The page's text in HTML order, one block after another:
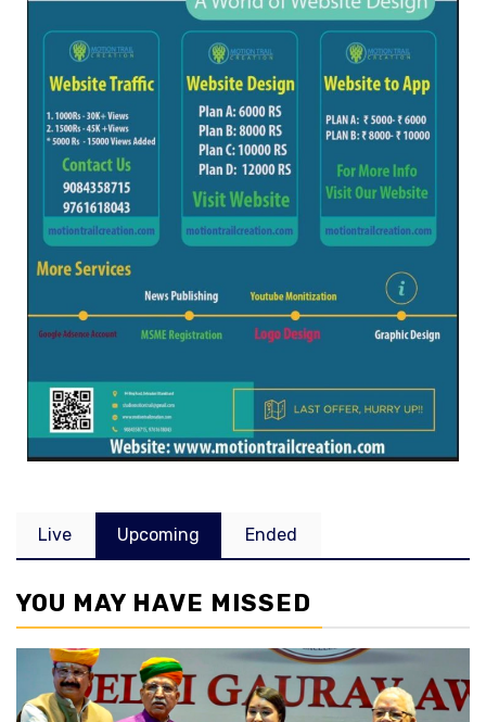
Live Upcoming Ended
YOU MAY HAVE MISSED